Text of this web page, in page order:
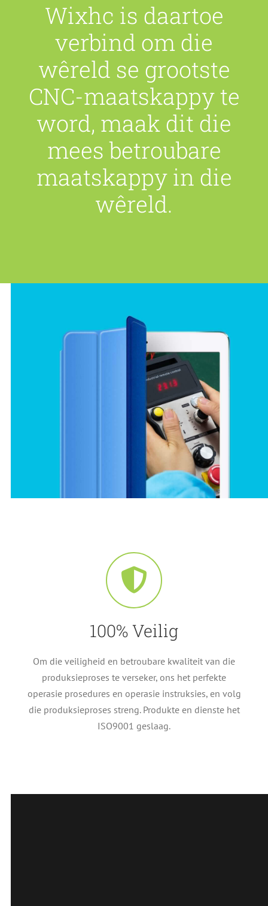
Wixhc is daartoe
verbind om die
wêreld se grootste
CNC-maatskappy te
word, maak dit die
mees betroubare
maatskappy in die
wêreld.
100% Veilig
Om die veiligheid en betroubare kwaliteit van die
produksieproses te verseker, ons het perfekte
operasie prosedures en operasie instruksies, en volg
die produksieproses streng. Produkte en dienste het
ISO9001 geslaag.